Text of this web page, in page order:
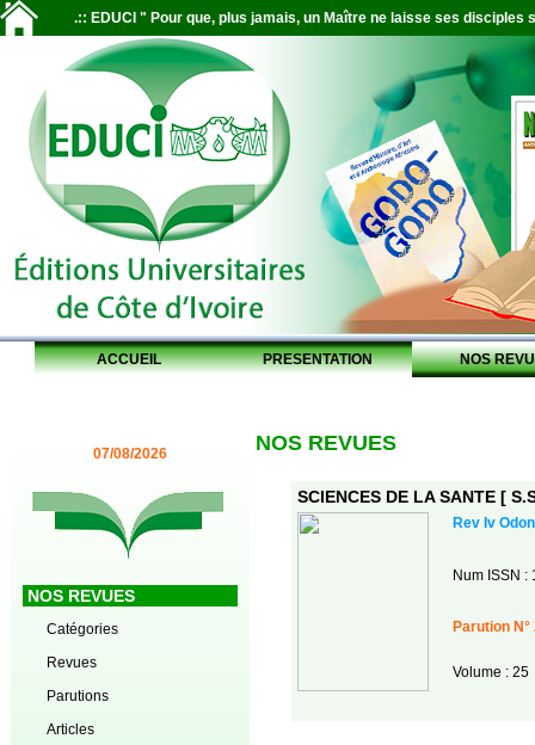
.:: EDUCI " Pour que, plus jamais, un Maître ne laisse ses disciples
ACCUEIL PRESENTATION NOS
07/08/2026
NOS REVUES
Catégories
Revues
Parutions
Articles
NOS REVUES
SCIENCES DE LA SANTE [
Rev Iv
Num ISSN :
Parution N°
Volume : 25